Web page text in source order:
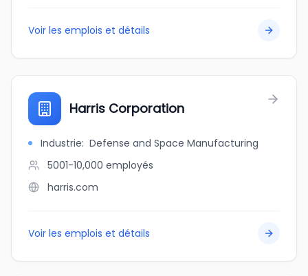
Voir les emplois et détails
Harris Corporation
Industrie: Defense and Space Manufacturing
5001-10,000 employés
harris.com
Voir les emplois et détails